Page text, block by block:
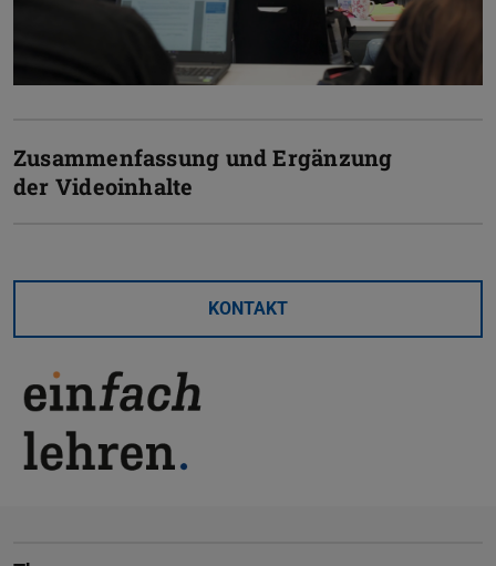
Zusammenfassung und Ergänzung
der Videoinhalte
KONTAKT